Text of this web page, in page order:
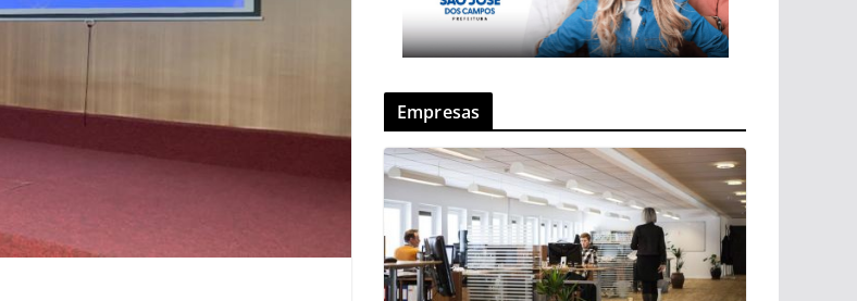
Empresas